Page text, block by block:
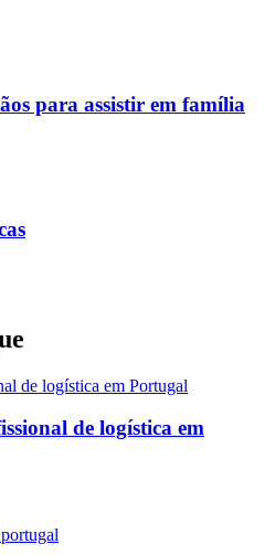
para assistir em família
de logística em